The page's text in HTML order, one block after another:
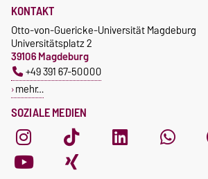
SOZIALE MEDIEN
KONTAKT
Otto-von-Guericke-Universität Magdeburg
Universitätsplatz 2
39106 Magdeburg
+49 391 67-50000
mehr…